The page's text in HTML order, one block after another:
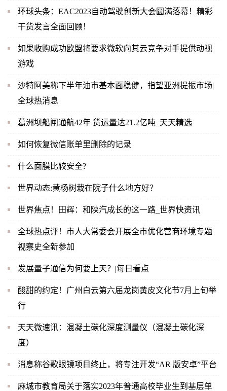
环球头条：EAC2023自动驾驶创新大会圆满落幕！精彩
干货发言全面回顾！
如果收购成功欧盟将要求微软向其云竞争对手提供动视
游戏
沙特阿美称下半年油市基本面稳健，指望亚洲提振市场|
全球热消息
葛洲坝船闸通航42年 货运量达21.2亿吨_天天精选
如何恢复微信账单里删除的记录
什么面膜比较安全?
世界动态:黄杨树栽在院子什么地方好？
世界焦点！田辉：和陕汽成长的这一路_世界快资讯
全球热点评！市人大常委会开展全市优化营商环境专题
视察史全新参加
发展量子通信为何要上天？|每日看点
酸甜的约定！广州白云第六届龙岗黄皮文化节7月上旬举
行
天天微速讯：混凝土碳化深度测量仪（混凝土碳化深
度）
消息称谷歌眼镜项目终止，将专注开发“AR 版安卓”平台
麻城市教育局关于落实2023年普通高校毕业生到基层单